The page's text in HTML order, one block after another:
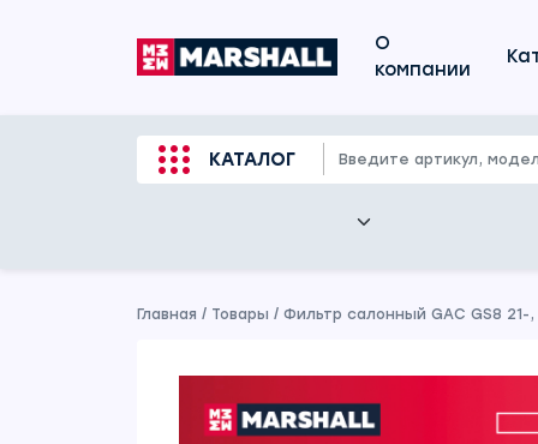
О
компании
КАТАЛОГ
Главная / Товары / Фильтр салонный GAC GS8 21-,